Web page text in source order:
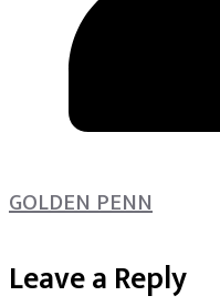
GOLDEN PENN
Leave a Reply